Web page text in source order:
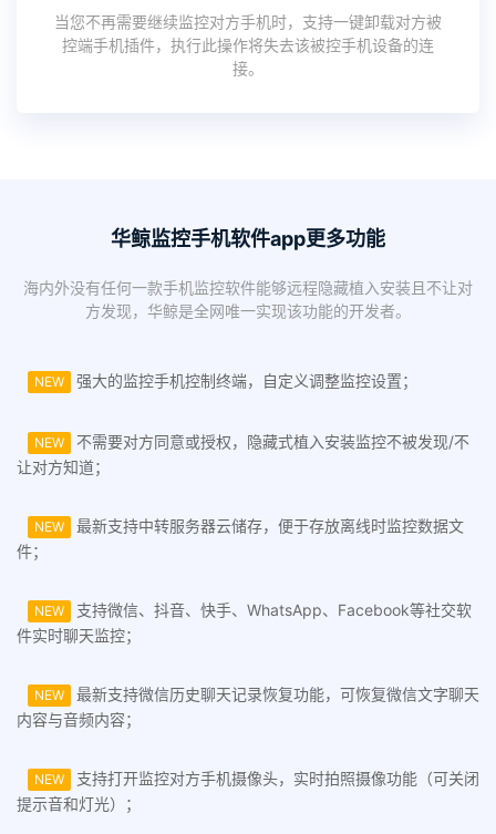
当您不再需要继续监控对方手机时，支持一键卸载对方被
控端手机插件，执行此操作将失去该被控手机设备的连
接。
华鲸监控手机软件app更多功能
海内外没有任何一款手机监控软件能够远程隐藏植入安装且不让对
方发现，华鲸是全网唯一实现该功能的开发者。
NEW 强大的监控手机控制终端，自定义调整监控设置；
NEW
不需要对方同意或授权，隐藏式植入安装监控不被发现/不
让对方知道；
NEW
最新支持中转服务器云储存，便于存放离线时监控数据文
件；
NEW
支持微信、抖音、快手、WhatsApp、Facebook等社交软
件实时聊天监控；
NEW
最新支持微信历史聊天记录恢复功能，可恢复微信文字聊天
内容与音频内容；
NEW
支持打开监控对方手机摄像头，实时拍照摄像功能（可关闭
提示音和灯光）；